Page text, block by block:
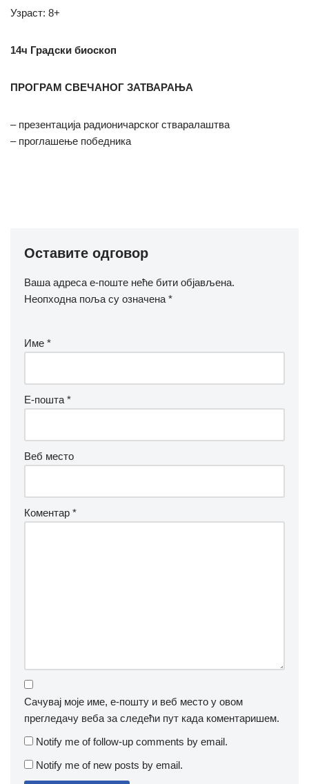
Узраст: 8+
14ч Градски биоскоп
ПРОГРАМ СВЕЧАНОГ ЗАТВАРАЊА
– презентација радионичарског стваралаштва
– проглашење победника
Оставите одговор
Ваша адреса е-поште неће бити објављена.
Неопходна поља су означена *
Име *
Е-пошта *
Веб место
Коментар *
Сачувај моје име, е-пошту и веб место у овом
прегледачу веба за следећи пут када коментаришем.
Notify me of follow-up comments by email.
Notify me of new posts by email.